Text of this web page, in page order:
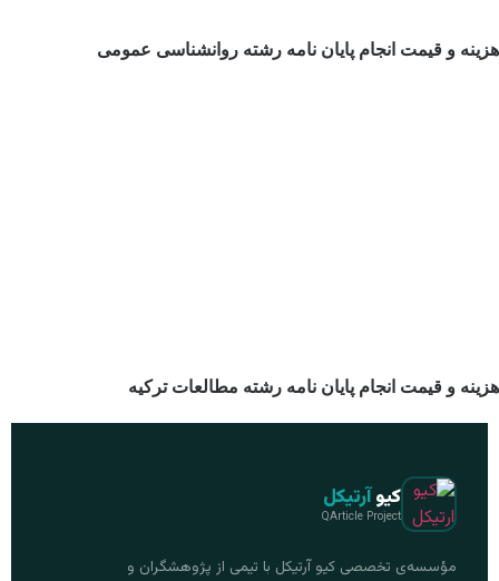
هزینه و قیمت انجام پایان نامه رشته روانشناسی عمومی
هزینه و قیمت انجام پایان نامه رشته مطالعات ترکیه
کیوآرتیکل
QArticle Project
مؤسسه‌ی تخصصی کیو آرتیکل با تیمی از پژوهشگران و